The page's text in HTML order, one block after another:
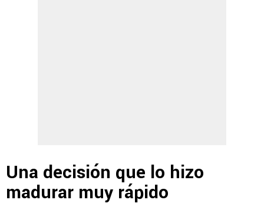
Una decisión que lo hizo
madurar muy rápido